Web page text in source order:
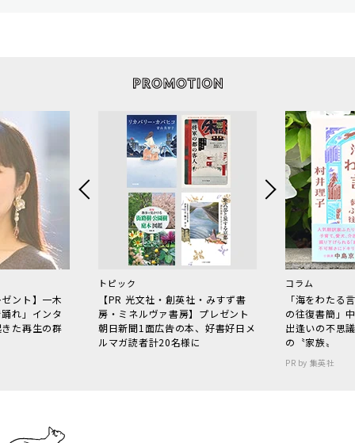
ント】一木
れ」インタ
た再生の群
トピック
【PR 光文社・創英社・みすず書
房・ミネルヴァ書房】プレゼント
朝日新聞1面広告の本、好書好日メ
ルマガ読者計20名様に
コラム
「海をわた
の往復書簡」
出逢いの不思
の〝家族〟
PR by 集英社